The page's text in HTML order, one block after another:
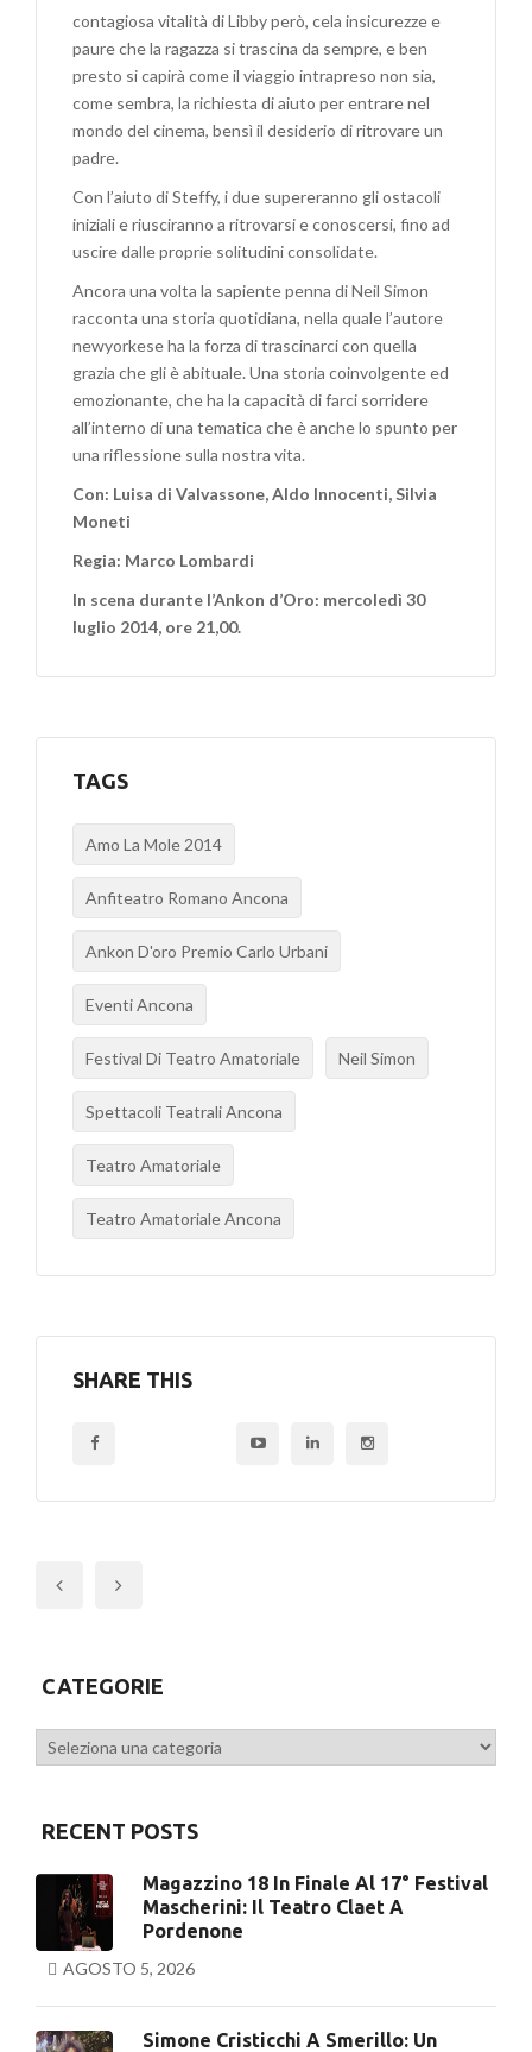
contagiosa vitalità di Libby però, cela insicurezze e
paure che la ragazza si trascina da sempre, e ben
presto si capirà come il viaggio intrapreso non sia,
come sembra, la richiesta di aiuto per entrare nel
mondo del cinema, bensì il desiderio di ritrovare un
padre.
Con l’aiuto di Steffy, i due supereranno gli ostacoli
iniziali e riusciranno a ritrovarsi e conoscersi, fino ad
uscire dalle proprie solitudini consolidate.
Ancora una volta la sapiente penna di Neil Simon
racconta una storia quotidiana, nella quale l’autore
newyorkese ha la forza di trascinarci con quella
grazia che gli è abituale. Una storia coinvolgente ed
emozionante, che ha la capacità di farci sorridere
all’interno di una tematica che è anche lo spunto per
una riflessione sulla nostra vita.
Con: Luisa di Valvassone, Aldo Innocenti, Silvia
Moneti
Regia: Marco Lombardi
In scena durante l’Ankon d’Oro: mercoledì 30
luglio 2014, ore 21,00.
TAGS
Amo La Mole 2014
Anfiteatro Romano Ancona
Ankon D'oro Premio Carlo Urbani
Eventi Ancona
Festival Di Teatro Amatoriale Neil Simon
Spettacoli Teatrali Ancona
Teatro Amatoriale
Teatro Amatoriale Ancona
SHARE THIS
CATEGORIE
Categorie
RECENT POSTS
Magazzino 18 In Finale Al 17° Festival
Mascherini: Il Teatro Claet A
Pordenone
AGOSTO 5, 2026
Simone Cristicchi A Smerillo: Un